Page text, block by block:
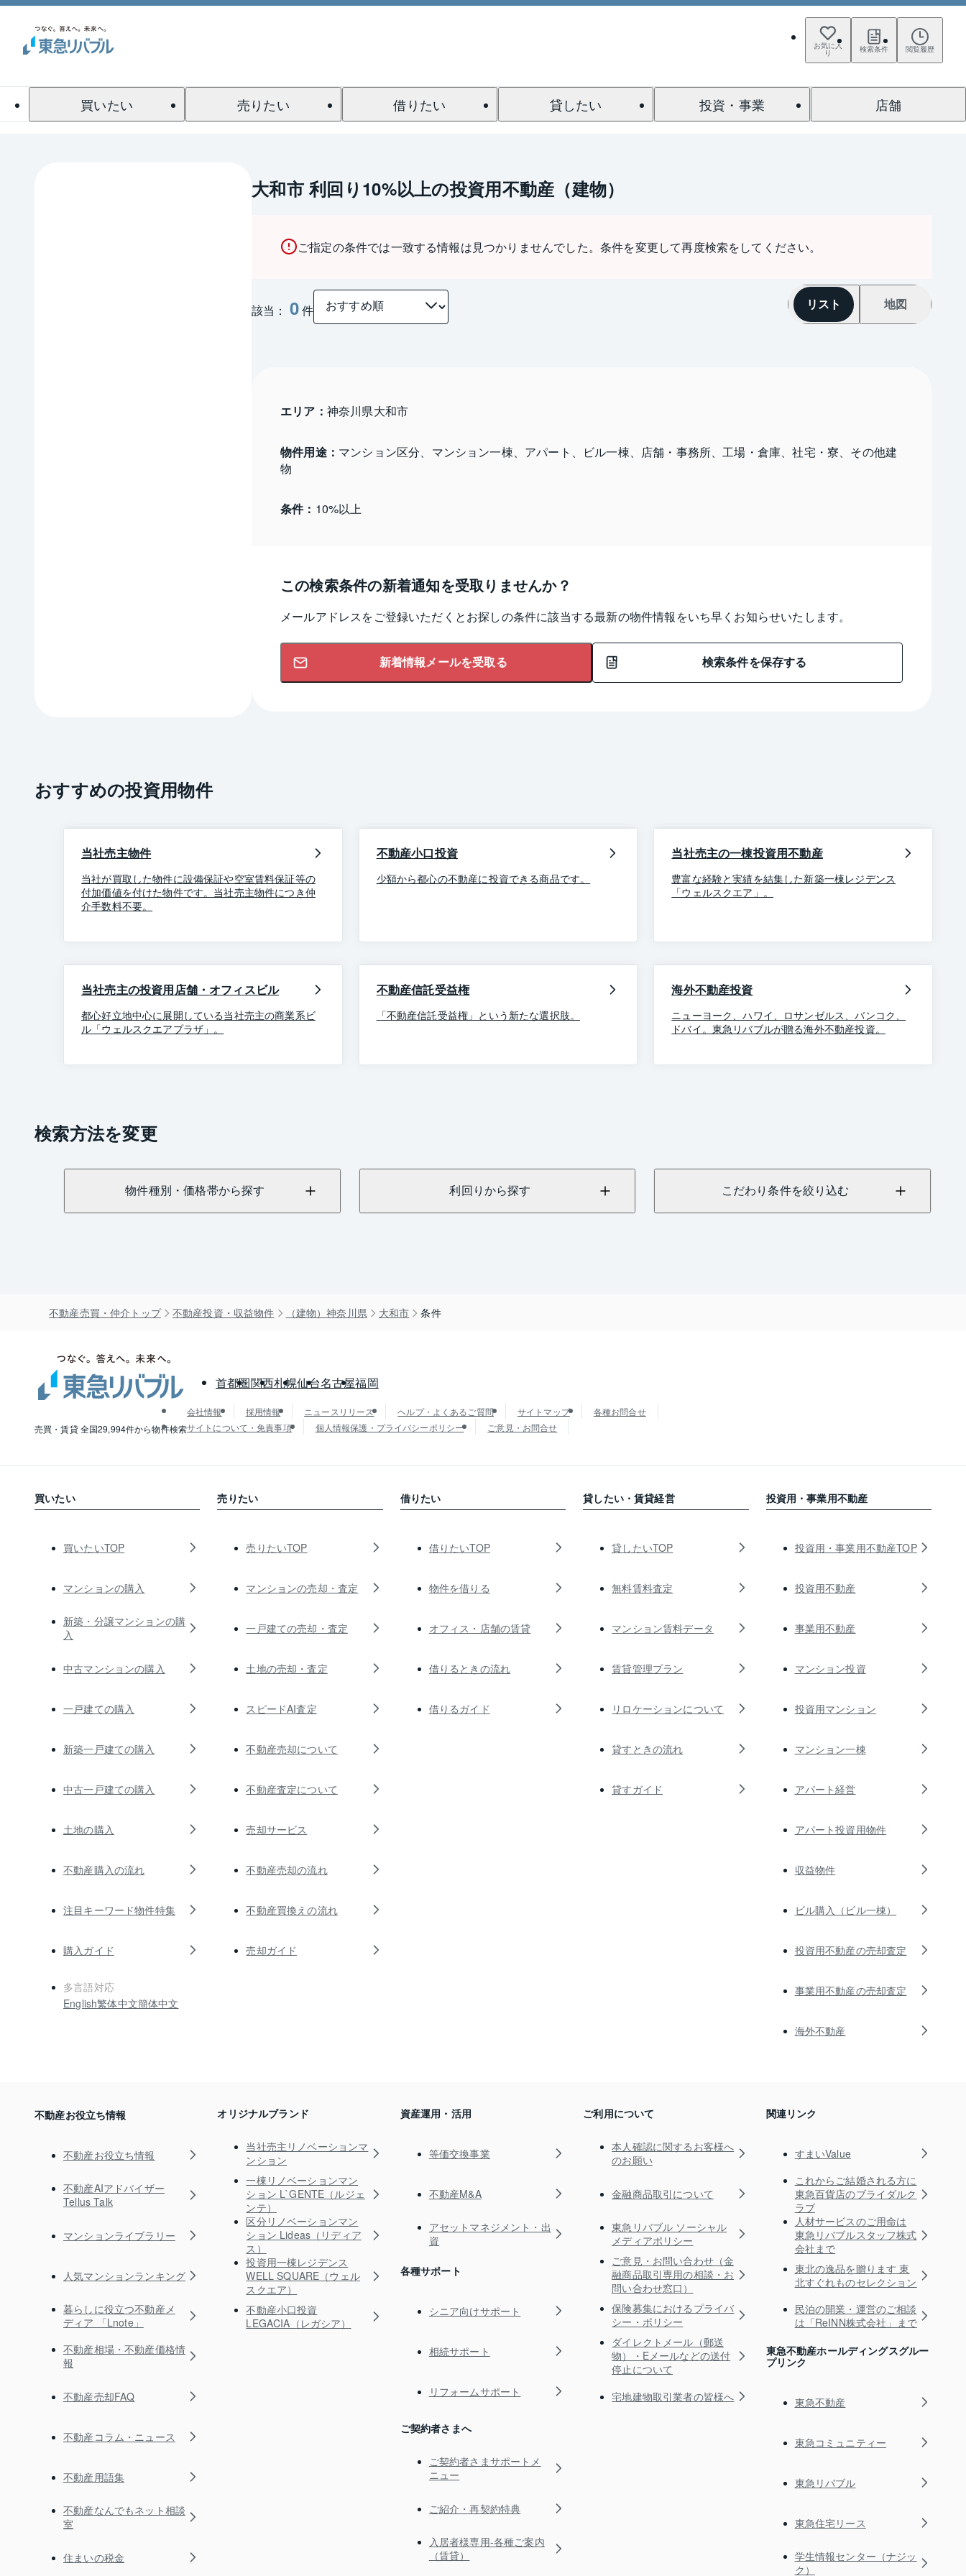
お気に入
り 検索条件 閲覧履歴
買いたい 売りたい 借りたい 貸したい 投資・事業 店舗
大和市 利回り10%以上の投資用不動産（建物）
ご指定の条件では一致する情報は見つかりませんでした。条件を変更して再度検索をしてください。
該当： 0件 リスト 地図
エリア： 神奈川県大和市
物件用途： マンション区分、マンション一棟、アパート、ビル一棟、店舗・事務所、工場・倉庫、社宅・寮、その他建
物
条件： 10%以上
この検索条件の新着通知を受取りませんか？
メールアドレスをご登録いただくとお探しの条件に該当する最新の物件情報をいち早くお知らせいたします。
新着情報メールを受取る 検索条件を保存する
おすすめの投資用物件
当社売主物件
当社が買取した物件に設備保証や空室賃料保証等の
付加価値を付けた物件です。当社売主物件につき仲
介手数料不要。
不動産小口投資
少額から都心の不動産に投資できる商品です。
当社売主の一棟投資用不動産
豊富な経験と実績を結集した新築一棟レジデンス
「ウェルスクエア」。
当社売主の投資用店舗・オフィスビル
都心好立地中心に展開している当社売主の商業系ビ
ル「ウェルスクエアプラザ」。
不動産信託受益権
「不動産信託受益権」という新たな選択肢。
海外不動産投資
ニューヨーク、ハワイ、ロサンゼルス、バンコク、
ドバイ。東急リバブルが贈る海外不動産投資。
検索方法を変更
物件種別・価格帯から探す 利回りから探す こだわり条件を絞り込む
不動産売買・仲介トップ 不動産投資・収益物件 （建物）神奈川県 大和市 条件
売買・賃貸 全国29,994件から物件検索
首都圏関西札幌仙台名古屋福岡
会社情報 採用情報 ニュースリリース ヘルプ・よくあるご質問 サイトマップ
各種お問合せ
サイトについて・免責事項
個人情報保護・プライバシーポリシー ご意見・お問合せ
買いたい
買いたいTOP
マンションの購入
新築・分譲マンションの購
入
中古マンションの購入
一戸建ての購入
新築一戸建ての購入
中古一戸建ての購入
土地の購入
不動産購入の流れ
注目キーワード物件特集
購入ガイド
多言語対応
English繁体中文簡体中文
売りたい
売りたいTOP
マンションの売却・査定
一戸建ての売却・査定
土地の売却・査定
スピードAI査定
不動産売却について
不動産査定について
売却サービス
不動産売却の流れ
不動産買換えの流れ
売却ガイド
借りたい
借りたいTOP
物件を借りる
オフィス・店舗の賃貸
借りるときの流れ
借りるガイド
貸したい・賃貸経営
貸したいTOP
無料賃料査定
マンション賃料データ
賃貸管理プラン
リロケーションについて
貸すときの流れ
貸すガイド
投資用・事業用不動産
投資用・事業用不動産TOP
投資用不動産
事業用不動産
マンション投資
投資用マンション
マンション一棟
アパート経営
アパート投資用物件
収益物件
ビル購入（ビル一棟）
投資用不動産の売却査定
事業用不動産の売却査定
海外不動産
不動産お役立ち情報
不動産お役立ち情報
不動産AIアドバイザー
Tellus Talk
マンションライブラリー
人気マンションランキング
暮らしに役立つ不動産メ
ディア 「Lnote」
不動産相場・不動産価格情
報
不動産売却FAQ
不動産コラム・ニュース
不動産用語集
不動産なんでもネット相談
室
住まいの税金
オリジナルブランド
当社売主リノベーションマ
ンション
一棟リノベーションマン
ション L`GENTE（ルジェ
ンテ）
区分リノベーションマン
ション Lideas（リディア
ス）
投資用一棟レジデンス
WELL SQUARE（ウェル
スクエア）
不動産小口投資
LEGACIA（レガシア）
資産運用・活用
等価交換事業
不動産M&A
アセットマネジメント・出
資
各種サポート
シニア向けサポート
相続サポート
リフォームサポート
ご契約者さまへ
ご契約者さまサポートメ
ニュー
ご紹介・再契約特典
入居者様専用-各種ご案内
（賃貸）
ご利用について
本人確認に関するお客様へ
のお願い
金融商品取引について
東急リバブル ソーシャル
メディアポリシー
ご意見・お問い合わせ（金
融商品取引専用の相談・お
問い合わせ窓口）
保険募集におけるプライバ
シー・ポリシー
ダイレクトメール（郵送
物）・Eメールなどの送付
停止について
宅地建物取引業者の皆様へ
関連リンク
すまいValue
これからご結婚される方に
東急百貨店のブライダルク
ラブ
人材サービスのご用命は
東急リバブルスタッフ株式
会社まで
東北の逸品を贈ります 東
北すぐれものセレクション
民泊の開業・運営のご相談
は「ReINN株式会社」まで
東急不動産ホールディングスグルー
プリンク
東急不動産
東急コミュニティー
東急リバブル
東急住宅リース
学生情報センター（ナジッ
ク）